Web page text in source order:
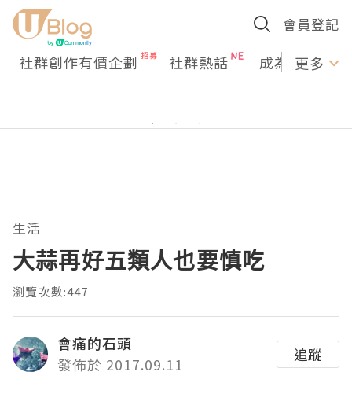
會員登記
社群創作有價企劃 社群熱話 成為U更多
生活
大蒜再好五類人也要慎吃
瀏覽次數:447
會痛的石頭
發佈於 2017.09.11
追蹤